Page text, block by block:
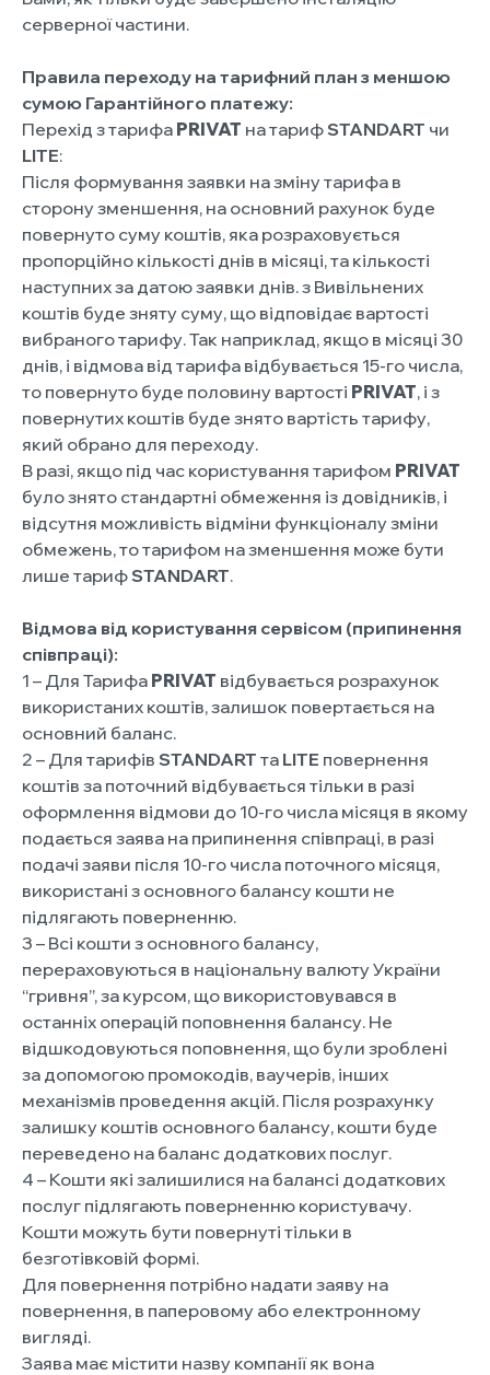
серверної частини.
Правила переходу на тарифний план з меншою
сумою Гарантійного платежу:
Перехід з тарифа PRIVAT на тариф STANDART чи
LITE:
Після формування заявки на зміну тарифа в
сторону зменшення, на основний рахунок буде
повернуто суму коштів, яка розраховується
пропорційно кількості днів в місяці, та кількості
наступних за датою заявки днів. з Вивільнених
коштів буде зняту суму, що відповідає вартості
вибраного тарифу. Так наприклад, якщо в місяці 30
днів, і відмова від тарифа відбувається 15-го числа,
то повернуто буде половину вартості PRIVAT, і з
повернутих коштів буде знято вартість тарифу,
який обрано для переходу.
В разі, якщо під час користування тарифом PRIVAT
було знято стандартні обмеження із довідників, і
відсутня можливість відміни функціоналу зміни
обмежень, то тарифом на зменшення може бути
лише тариф STANDART.
Відмова від користування сервісом (припинення
співпраці):
1 – Для Тарифа PRIVAT відбувається розрахунок
використаних коштів, залишок повертається на
основний баланс.
2 – Для тарифів STANDART та LITE повернення
коштів за поточний відбувається тільки в разі
оформлення відмови до 10-го числа місяця в якому
подається заява на припинення співпраці, в разі
подачі заяви після 10-го числа поточного місяця,
використані з основного балансу кошти не
підлягають поверненню.
3 – Всі кошти з основного балансу,
перераховуються в національну валюту України
“гривня”, за курсом, що використовувався в
останніх операцій поповнення балансу. Не
відшкодовуються поповнення, що були зроблені
за допомогою промокодів, ваучерів, інших
механізмів проведення акцій. Після розрахунку
залишку коштів основного балансу, кошти буде
переведено на баланс додаткових послуг.
4 – Кошти які залишилися на балансі додаткових
послуг підлягають поверненню користувачу.
Кошти можуть бути повернуті тільки в
безготівковій формі.
Для повернення потрібно надати заяву на
повернення, в паперовому або електронному
вигляді.
Заява має містити назву компанії як вона